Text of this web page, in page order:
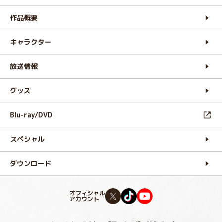
作品概要
キャラクター
放送情報
グッズ
Blu-ray/DVD
スペシャル
ダウンロード
オフィシャル
アカウント